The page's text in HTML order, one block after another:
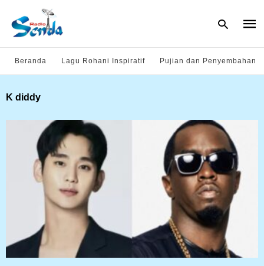
Beranda Lagu Rohani Inspiratif Pujian dan Penyembahan
K diddy